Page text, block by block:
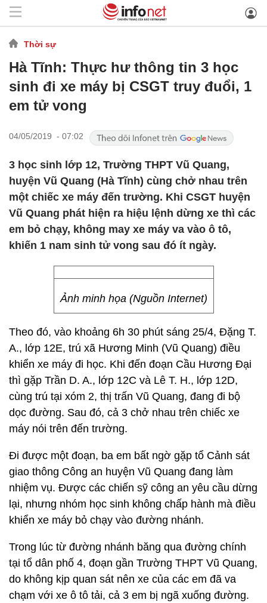
Thời sự
Hà Tĩnh: Thực hư thông tin 3 học
sinh đi xe máy bị CSGT truy đuổi, 1
em tử vong
04/05/2019 - 07:02
3 học sinh lớp 12, Trường THPT Vũ Quang,
huyện Vũ Quang (Hà Tĩnh) cùng chở nhau trên
một chiếc xe máy đến trường. Khi CSGT huyện
Vũ Quang phát hiện ra hiệu lệnh dừng xe thì các
em bỏ chạy, không may xe máy va vào ô tô,
khiến 1 nam sinh tử vong sau đó ít ngày.
Ảnh minh họa (Nguồn Internet)
Theo đó, vào khoảng 6h 30 phút sáng 25/4, Đặng T.
A., lớp 12E, trú xã Hương Minh (Vũ Quang) điều
khiển xe máy đi học. Khi đến đoạn Cầu Hương Đại
thì gặp Trần D. A., lớp 12C và Lê T. H., lớp 12D,
cùng trú tại xóm 2, thị trấn Vũ Quang, đang đi bộ
dọc đường. Sau đó, cả 3 chở nhau trên chiếc xe
máy nói trên đến trường.
Đi được một đoạn, ba em bất ngờ gặp tổ Cảnh sát
giao thông Công an huyện Vũ Quang đang làm
nhiệm vụ. Được các chiến sỹ công an yêu cầu dừng
lại, nhưng nhóm học sinh không chấp hành mà điều
khiển xe máy bỏ chạy vào đường nhánh.
Trong lúc từ đường nhánh băng qua đường chính
tại tổ dân phố 4, đoạn gần Trường THPT Vũ Quang,
do không kịp quan sát nên xe của các em đã va
chạm với xe ô tô tải, cả 3 em bị ngã xuống đường.